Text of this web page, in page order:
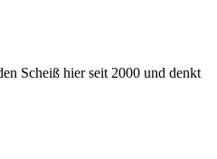
Scheiß hier seit 2000 und denkt